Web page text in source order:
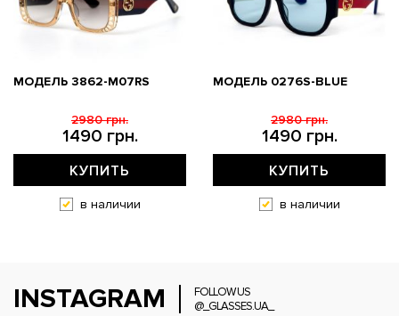
МОДЕЛЬ 3862-M07RS
1490 грн.
2980 грн.
КУПИТЬ
в наличии
МОДЕЛЬ 0276S-BLUE
1490 грн.
2980 грн.
КУПИТЬ
в наличии
INSTAGRAM
FOLLOW US
@_GLASSES.UA_